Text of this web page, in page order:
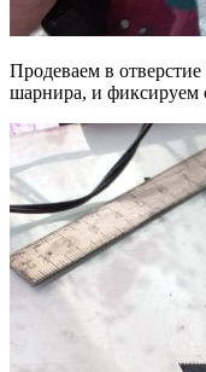
Продеваем в
шарнира, и фиксируем